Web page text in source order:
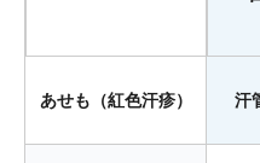
あせも（紅色汗疹） 汗